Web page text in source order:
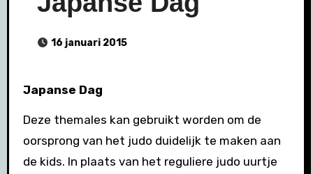
16 januari 2015
Japanse Dag
Deze themales kan gebruikt worden om de
oorsprong van het judo duidelijk te maken aan
de kids. In plaats van het reguliere judo uurtje